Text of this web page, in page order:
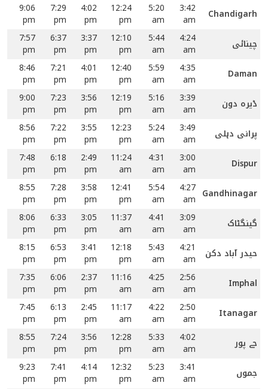
Chandigarh
3:42
am
5:20
am
12:24
pm
4:02
pm
7:29
pm
9:06
pm
چینائی
4:24
am
5:44
am
12:10
pm
3:37
pm
6:37
pm
7:57
pm
Daman
4:35
am
5:59
am
12:40
pm
4:01
pm
7:21
pm
8:46
pm
ڈیرہ دون
3:39
am
5:16
am
12:19
pm
3:56
pm
7:23
pm
9:00
pm
پرانی دہلی
3:49
am
5:24
am
12:23
pm
3:55
pm
7:22
pm
8:56
pm
Dispur
3:00
am
4:31
am
11:24
am
2:49
pm
6:18
pm
7:48
pm
Gandhinagar
4:27
am
5:54
am
12:41
pm
3:58
pm
7:28
pm
8:55
pm
گینگٹاک
3:09
am
4:41
am
11:37
am
3:05
pm
6:33
pm
8:06
pm
حیدر آباد دکن
4:21
am
5:43
am
12:18
pm
3:41
pm
6:53
pm
8:15
pm
Imphal
2:56
am
4:25
am
11:16
am
2:37
pm
6:06
pm
7:35
pm
Itanagar
2:50
am
4:22
am
11:17
am
2:45
pm
6:13
pm
7:45
pm
جے پور
4:02
am
5:33
am
12:28
pm
3:56
pm
7:24
pm
8:55
pm
جموں
3:41
am
5:23
am
12:32
pm
4:14
pm
7:41
pm
9:23
pm